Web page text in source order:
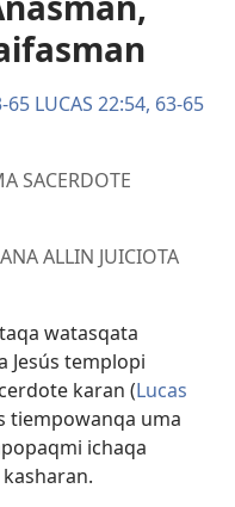
65 LUCAS 22:54, 63-65
SACERDOTE
ALLIN JUICIOTA
watasqata
Jesús templopi
karan (Lucas
tiempowanqa uma
ichaqa